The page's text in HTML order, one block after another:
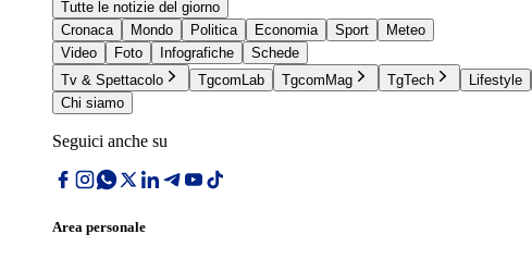
Tutte le notizie del giorno
Cronaca
Mondo Politica Economia Sport
Meteo
Video
Foto Infografiche
Schede
Tv & Spettacolo
TgcomLab TgcomMag TgTech Lifestyle
Chi siamo
Seguici anche su
Area personale